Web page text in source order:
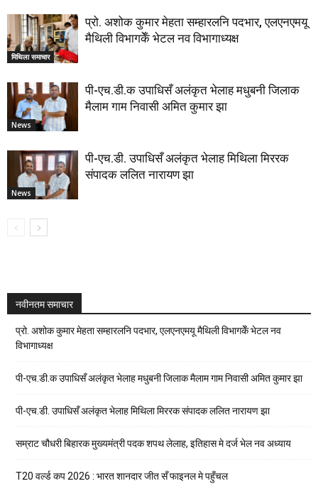
मिथिला समाचार
प्रो. अशोक कुमार मेहता सम्हारलनि पदभार, एलएनएमयू
मैथिली विभागकेँ भेटल नव विभागाध्यक्ष
News
पी-एच.डी.क उपाधिसँ अलंकृत भेलाह मधुबनी जिलाक
मैलाम गाम निवासी अमित कुमार झा
News
पी-एच.डी. उपाधिसँ अलंकृत भेलाह मिथिला मिररक
संपादक ललित नारायण झा
नवीनतम समाचार
प्रो. अशोक कुमार मेहता सम्हारलनि पदभार, एलएनएमयू मैथिली विभागकेँ भेटल नव
विभागाध्यक्ष
पी-एच.डी.क उपाधिसँ अलंकृत भेलाह मधुबनी जिलाक मैलाम गाम निवासी अमित कुमार झा
पी-एच.डी. उपाधिसँ अलंकृत भेलाह मिथिला मिररक संपादक ललित नारायण झा
सम्राट चौधरी बिहारक मुख्यमंत्री पदक शपथ लेलाह, इतिहास मे दर्ज भेल नव अध्याय
T20 वर्ल्ड कप 2026 : भारत शानदार जीत सँ फाइनल मे पहुँचल